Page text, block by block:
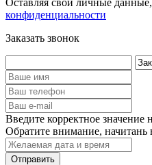
конфиденциальности
Заказать звонок
Введите корректное значение
Обратите внимание,